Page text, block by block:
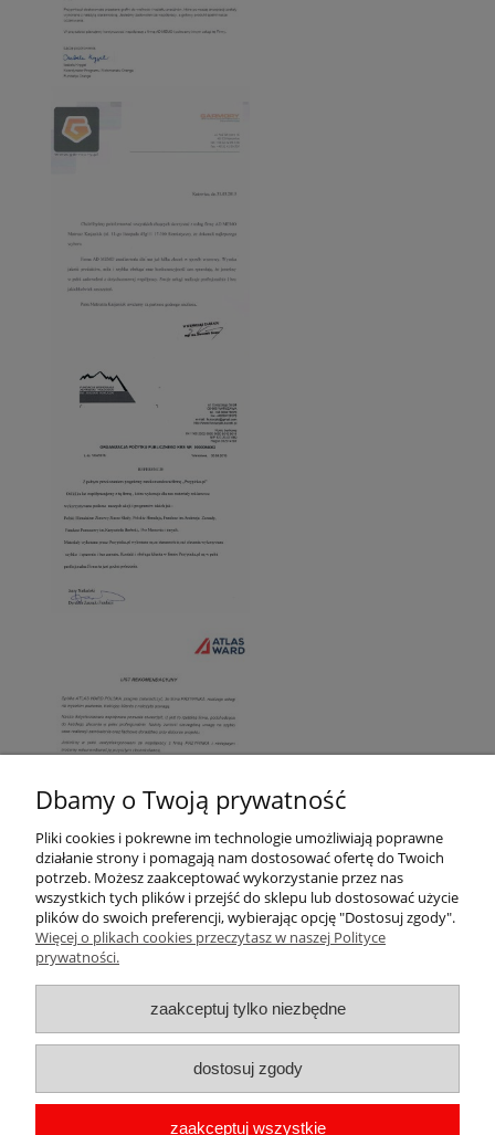
Pomoc
Płatności i dostawa
Informacje
Dbamy o Twoją prywatność
Pliki cookies i pokrewne im technologie umożliwiają poprawne
działanie strony i pomagają nam dostosować ofertę do Twoich
potrzeb. Możesz zaakceptować wykorzystanie przez nas
wszystkich tych plików i przejść do sklepu lub dostosować użycie
plików do swoich preferencji, wybierając opcję "Dostosuj zgody".
Więcej o plikach cookies przeczytasz w naszej Polityce
prywatności.
zaakceptuj tylko niezbędne
dostosuj zgody
zaakceptuj wszystkie